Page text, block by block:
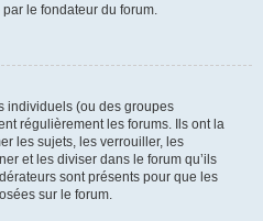
le fondateur du forum.
individuels (ou des groupes
régulièrement les forums. Ils ont la
les sujets, les verrouiller, les
et les diviser dans le forum qu’ils
sont présents pour que les
sur le forum.